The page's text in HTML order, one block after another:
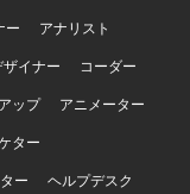
ー
アナリスト
イナー
コーダー
ップ
アニメーター
ター
ー
ヘルプデスク